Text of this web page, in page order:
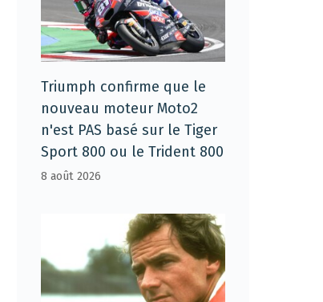
Triumph confirme que le
nouveau moteur Moto2
n'est PAS basé sur le Tiger
Sport 800 ou le Trident 800
8 août 2026